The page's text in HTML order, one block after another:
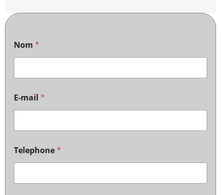
Nom *
E-mail *
Telephone*